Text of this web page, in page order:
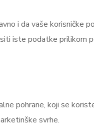
i da vaše
iste podatke prilikom
pohrane, koji se
svrhe.